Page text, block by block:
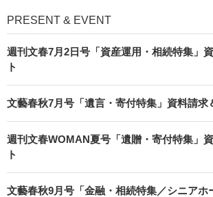
PRESENT & EVENT
週刊文春7月2日号「資産運用・相続特集」
ト
文藝春秋7月号「遺言・寄付特集」資料請求
週刊文春WOMAN夏号「遺贈・寄付特集」
ト
文藝春秋9月号「金融・相続特集／シニアホ